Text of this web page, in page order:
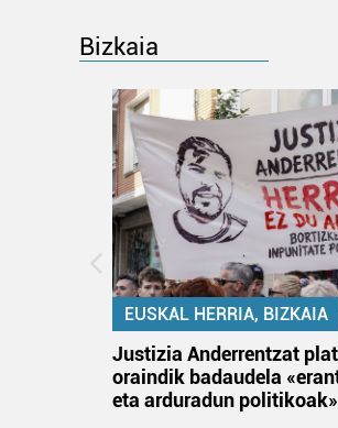
Bizkaia
EUSKAL HERRIA, BIZKAIA
Justizia Anderrentzat
oraindik badaudela
eta arduradun politikoak»